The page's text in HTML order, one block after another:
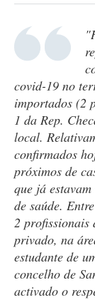
covid-19 no
importados (2
1 da Rep.
local.
confirmados
próximos de
que já
de saúde.
2 profissionais
privado, na
estudante de
concelho de
activado o